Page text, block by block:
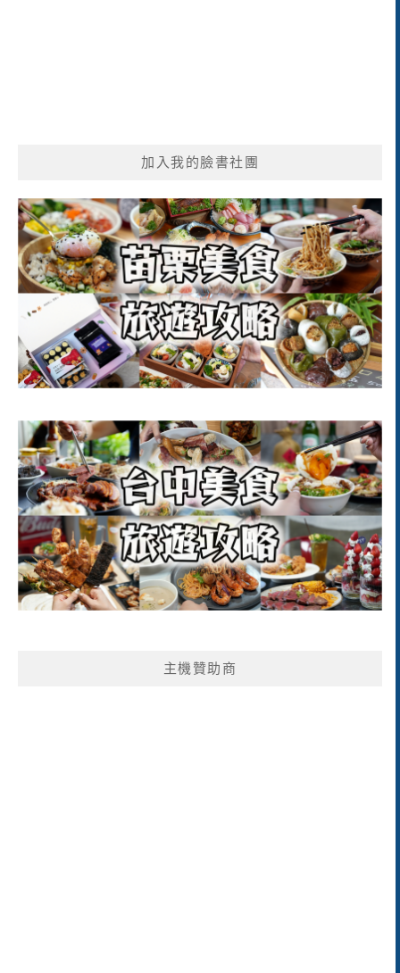
加入我的臉書社團
主機贊助商